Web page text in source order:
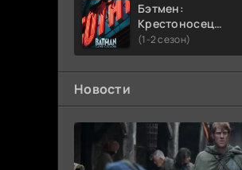
Бэтмен:
Крестоносец в
плаще
(1-2 сезон)
Новости